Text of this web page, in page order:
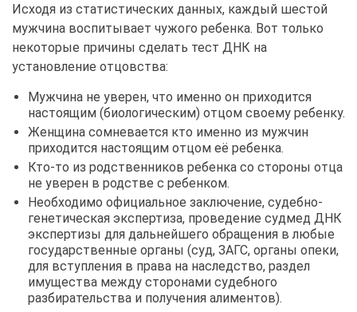
Исходя из статистических данных, каждый шестой
мужчина воспитывает чужого ребенка. Вот только
некоторые причины сделать тест ДНК на
установление отцовства:
Мужчина не уверен, что именно он приходится
настоящим (биологическим) отцом своему ребенку.
Женщина сомневается кто именно из мужчин
приходится настоящим отцом её ребенка.
Кто-то из родственников ребенка со стороны отца
не уверен в родстве с ребенком.
Необходимо официальное заключение, судебно-
генетическая экспертиза, проведение судмед ДНК
экспертизы для дальнейшего обращения в любые
государственные органы (суд, ЗАГС, органы опеки,
для вступления в права на наследство, раздел
имущества между сторонами судебного
разбирательства и получения алиментов).